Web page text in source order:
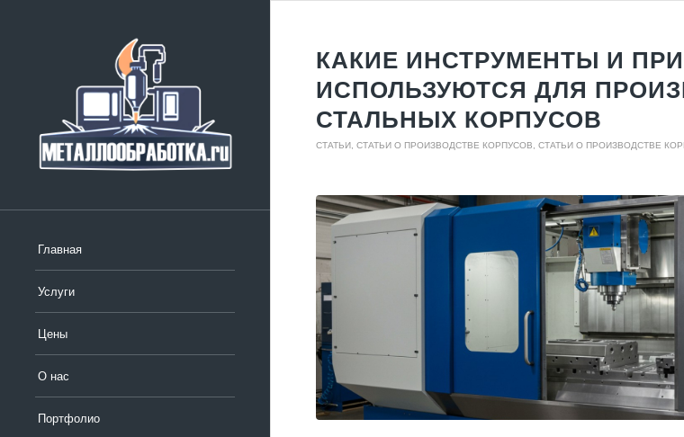
Главная
Услуги
Цены
О нас
Портфолио
КАКИЕ ИНСТРУМЕНТЫ И
ИСПОЛЬЗУЮТСЯ ДЛЯ
СТАЛЬНЫХ КОРПУСОВ
СТАТЬИ СТАТЬИ О ПРОИЗВОДСТВЕ КОРПУСОВ СТАТЬИ О ПРОИЗВОДСТВЕ